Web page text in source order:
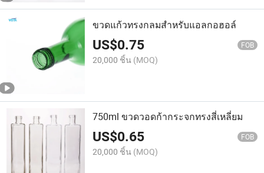
ขวดแก้วทรงกลมสำหรับแอลกอฮอล์
US$0.75 FOB
20,000 ชิ้น (MOQ)
750ml ขวดวอดก้ากระจกทรงสี่เหลี่ยม
US$0.65 FOB
20,000 ชิ้น (MOQ)